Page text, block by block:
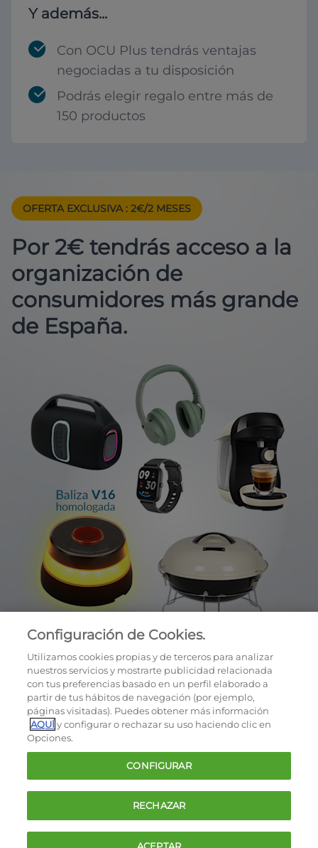
Y además...
Con OCU Plus tendrás ventajas
negociadas a tu disposición
Podrás elegir regalo entre más de
150 productos
OFERTA EXCLUSIVA : 2€/2 MESES
Por 2€ tendrás acceso a la
organización de
consumidores más grande
de España.
Cookies
Política de privacidad
Términos y condiciones de la oferta
Contacto
FAQ
Configuración de Cookies.
Utilizamos cookies propias y de terceros para analizar
nuestros servicios y mostrarte publicidad relacionada
con tus preferencias basado en un perfil elaborado a
partir de tus hábitos de navegación (por ejemplo,
páginas visitadas). Puedes obtener más información
AQUÍy configurar o rechazar su uso haciendo clic en
Opciones.
CONFIGURAR
RECHAZAR